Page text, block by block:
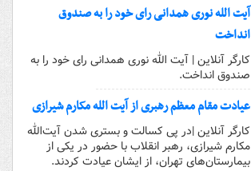
آیت الله نوری همدانی رای خود را به صندوق
انداخت
کارگر آنلاین | آیت الله نوری همدانی رای خود را به
صندوق انداخت.
عیادت مقام معظم رهبری از آیت الله مکارم شیرازی
کارگر آنلاین |در پی کسالت و بستری‌ شدن آیت‌الله
مکارم شیرازی، رهبر انقلاب با حضور در یکی از
بیمارستان‌های تهران، از ایشان عیادت کردند.